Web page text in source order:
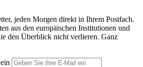
jeden Morgen direkt in Ihrem Postfach.
aus den europäischen Institutionen und
den Überblick nicht verlieren. Ganz